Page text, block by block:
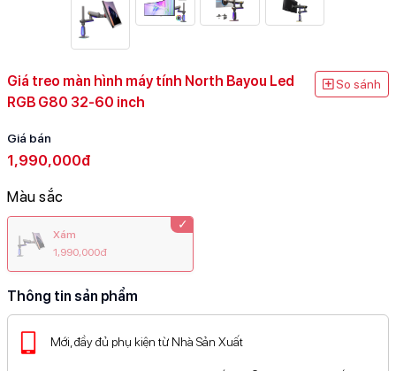
Giá treo màn hình máy tính North Bayou Led
RGB G80 32-60 inch
So sánh
Giá bán
1,990,000đ
Màu sắc
Xám
1,990,000đ
Thông tin sản phẩm
Mới, đầy đủ phụ kiện từ Nhà Sản Xuất